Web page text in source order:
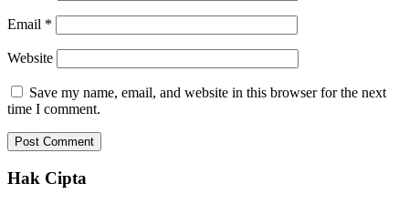
Email *
Website
Save my name, email, and website in this browser for the next
time I comment.
Hak Cipta